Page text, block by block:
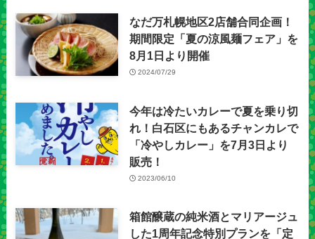
なだ万札幌地区2店舗合同企画！
期間限定「夏の涼風麺フェア」を
8月1日より開催
2024/07/29
今年は冷たいカレーで夏を乗り切
れ！白石区にもあるチャンカレで
「冷やしカレー」を7月3日より
販売！
2023/06/10
箱館醸蔵の純米酒とマリアージュ
した1周年記念特別プランを「定